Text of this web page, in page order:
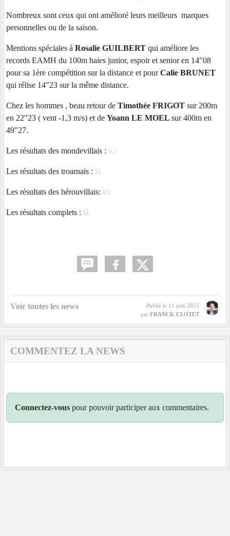
Nombreux sont ceux qui ont amélioré leurs meilleurs marques
personnelles ou de la saison.
Mentions spéciales à Rosalie GUILBERT qui améliore les
records EAMH du 100m haies junior, espoir et senior en 14"08
pour sa 1ère compétition sur la distance et pourCalie BRUNET
qui rélise 14"23 sur la même distance.
Chez les hommes , beau retour de Timothée FRIGOT sur 200m
en 22"23 ( vent -1,3 m/s) et de Yoann LE MOEL sur 400m en
49"27.
Les résultats des mondevillais : ici
Les résultats des troarnais : là
Les résultats des hérouvillais: ici
Les résultats complets : là
Voir toutes les news Publié le 11 juin 2025
par FRANCK CLOTET
COMMENTEZ LA NEWS
Connectez-vous pour pouvoir participer aux commentaires.